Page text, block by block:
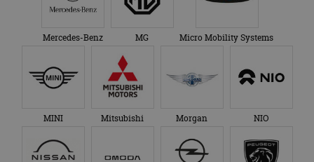
Mercedes-Benz MG Micro Mobility Systems
MINI Mitsubishi Morgan NIO